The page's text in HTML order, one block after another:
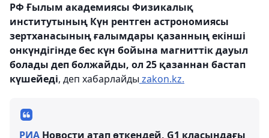
РФ Ғылым академиясы Физикалық
институтының Күн рентген астрономиясы
зертханасының ғалымдары қазанның екінші
онкүндігінде бес күн бойына магниттік дауыл
болады деп болжайды, ол 25 қазаннан бастап
күшейеді, деп хабарлайды zakon.kz.
РИА Новости атап өткендей, G1 класындағы